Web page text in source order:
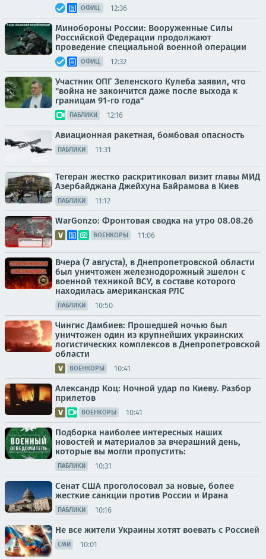
ОФИЦ. 12:36
Минобороны России: Вооруженные Силы
Российской Федерации продолжают
проведение специальной военной операции
ОФИЦ. 12:32
Участник ОПГ Зеленского Кулеба заявил, что
"война не закончится даже после выхода к
границам 91-го года"
ПАБЛИКИ 12:16
Авиационная ракетная, бомбовая опасность
ПАБЛИКИ 11:31
Тегеран жестко раскритиковал визит главы МИД
Азербайджана Джейхуна Байрамова в Киев
ПАБЛИКИ 11:12
WarGonzo: Фронтовая сводка на утро 08.08.26
ВОЕНКОРЫ 11:06
Вчера (7 августа), в Днепропетровской области
был уничтожен железнодорожный эшелон с
военной техникой ВСУ, в составе которого
находилась американская РЛС
ПАБЛИКИ 10:50
Чингис Дамбиев: Прошедшей ночью был
уничтожен один из крупнейших украинских
логистических комплексов в Днепропетровской
области
ВОЕНКОРЫ 10:41
Александр Коц: Ночной удар по Киеву. Разбор
прилетов
ВОЕНКОРЫ 10:41
Подборка наиболее интересных наших
новостей и материалов за вчерашний день,
которые вы могли пропустить:
ПАБЛИКИ 10:31
Сенат США проголосовал за новые, более
жесткие санкции против России и Ирана
ПАБЛИКИ 10:16
Не все жители Украины хотят воевать с Россией
СМИ 10:01